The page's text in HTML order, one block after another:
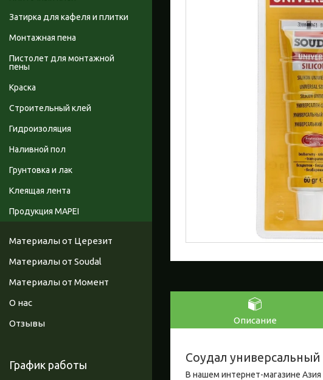
Описание
Соудал
В нашем интернет-магазине
Затирка для кафеля и плитки
Монтажная пена
Пистолет для монтажной
пены
Краска
Строительный клей
Гидроизоляция
Наливной пол
Грунтовка и лак
Клеящая лента
Продукция MAPEI
Материалы от Церезит
Материалы от Soudal
Материалы от Момент
О нас
Отзывы
График работы